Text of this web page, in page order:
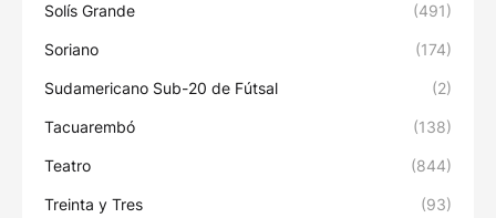
Solís Grande (491)
Soriano (174)
Sudamericano Sub-20 de Fútsal (2)
Tacuarembó (138)
Teatro (844)
Treinta y Tres (93)